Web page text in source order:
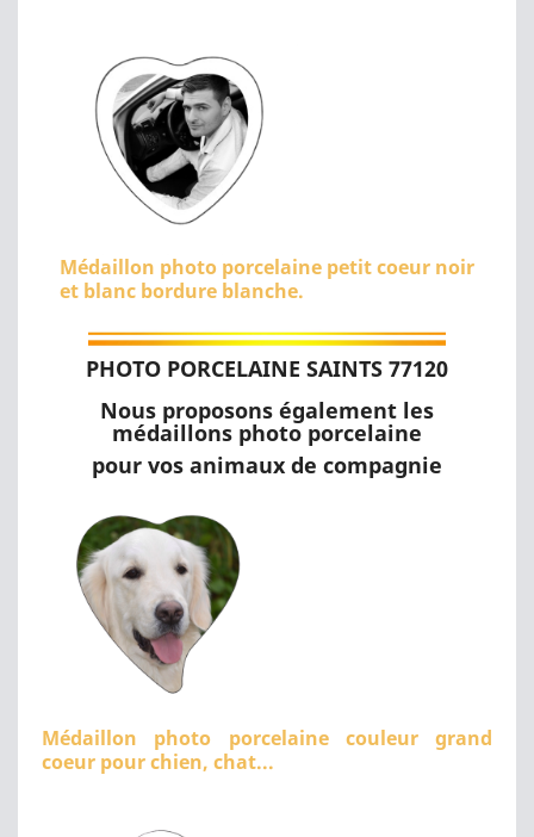
Médaillon photo porcelaine petit coeur noir
et blanc bordure blanche.
PHOTO PORCELAINE SAINTS 77120
Nous proposons également les
médaillons photo porcelaine
pour vos animaux de compagnie
Médaillon photo porcelaine couleur grand
coeur pour chien, chat...